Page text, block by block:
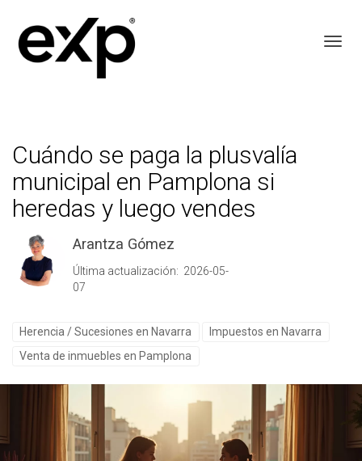
Cuándo se paga la plusvalía
municipal en Pamplona si
heredas y luego vendes
Arantza Gómez
Última actualización: 2026-05-
07
Herencia / Sucesiones en Navarra
Impuestos en Navarra
Venta de inmuebles en Pamplona